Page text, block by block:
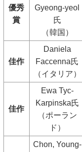
優秀
賞
Gyeong-yeol
氏
（韓国）
佳作
Daniela
Faccenna氏
（イタリア）
佳作
Ewa Tyc-
Karpinska氏
（ポーラン
ド）
Chon, Young-